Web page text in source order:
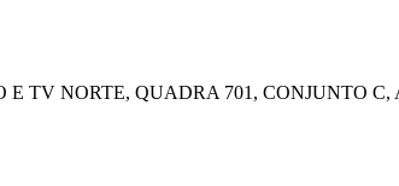
TV NORTE, QUADRA 701, CONJUNTO